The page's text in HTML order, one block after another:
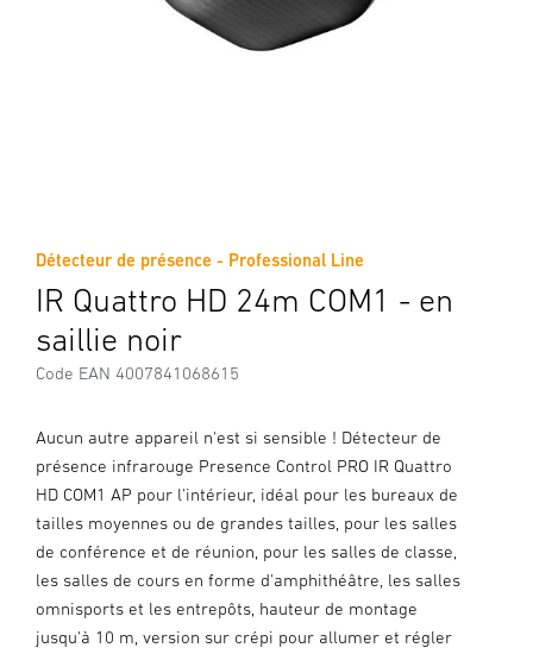
Détecteur de présence - Professional Line
IR Quattro HD 24m COM1 - en
saillie noir
Code EAN 4007841068615
Aucun autre appareil n'est si sensible ! Détecteur de
présence infrarouge Presence Control PRO IR Quattro
HD COM1 AP pour l'intérieur, idéal pour les bureaux de
tailles moyennes ou de grandes tailles, pour les salles
de conférence et de réunion, pour les salles de classe,
les salles de cours en forme d'amphithéâtre, les salles
omnisports et les entrepôts, hauteur de montage
jusqu'à 10 m, version sur crépi pour allumer et régler